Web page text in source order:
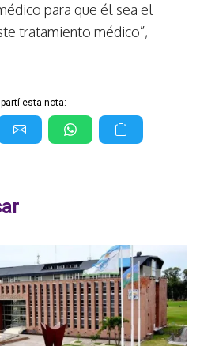
para que él sea el
tratamiento médico”,
esta nota: